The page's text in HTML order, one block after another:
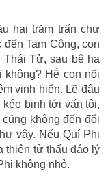
hai trăm trấn chư
Tam Công, con
Thái Tử, sau bệ hạ
không? Hễ con nối
vinh hiển. Lẽ đâu
binh tới vấn tội,
không đến đổi
vậy. Nếu Quí Phi
thiên tử thấu đáo lý
không nhỏ.